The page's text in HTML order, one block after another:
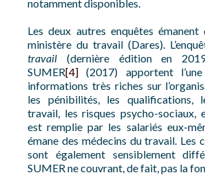
notamment disponibles.
Les deux autres enquêtes émanent
ministère du travail (Dares).
travail (dernière édition en
SUMER[4] (2017) apportent
informations très riches sur
les pénibilités, les qualifications,
travail, les risques psycho-sociaux,
est remplie par les salariés eux-
émane des médecins du travail. Les
sont également sensiblement
SUMER ne couvrant, de fait, pas la